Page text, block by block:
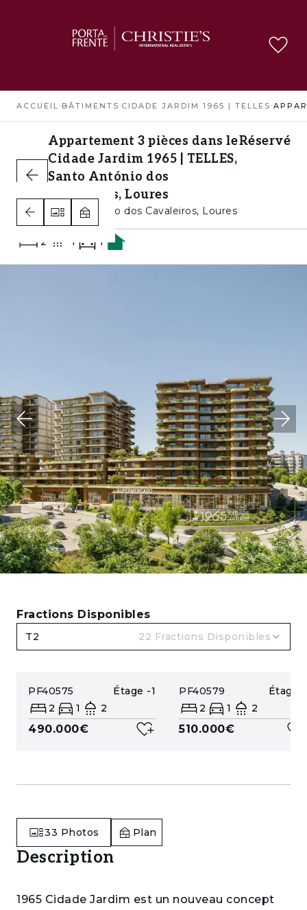
ACCUEIL › BÂTIMENTS ›CIDADE JARDIM 1965 | TELLES ›
Appartement 3 pièces dans le
Cidade Jardim 1965 | TELLES,
Santo António dos
Cavaleiros, Loures
Santo António dos Cavaleiros, Loures
Réservé
2 1 1
Fractions Disponibles
T2 22 Fractions Disponibles
PF40575 Étage -1
2
1 2
490.000€
PF40579 Étage
2
1 2
510.000€
33 Photos Plan
Description
1965 Cidade Jardim est un nouveau concept